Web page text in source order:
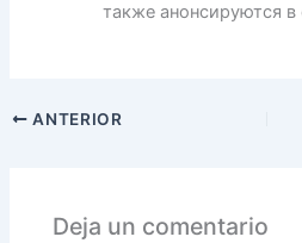
также анонсируются в
ANTERIOR
Deja un comentario